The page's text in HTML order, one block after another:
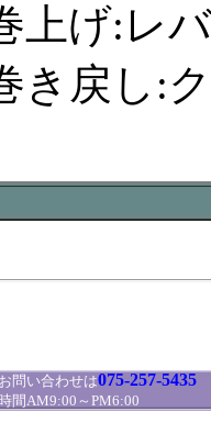
上げ:レ
き戻し:
問い合わせは075-257-5435
間AM9:00～PM6:00